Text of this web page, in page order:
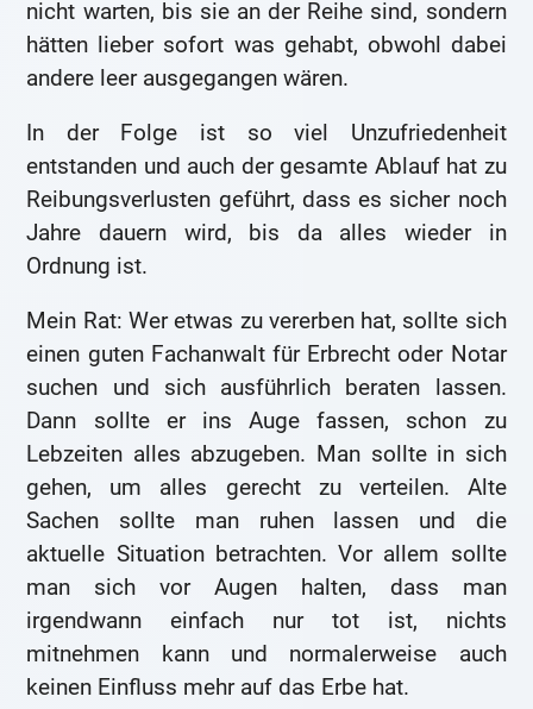
nicht warten, bis sie an der Reihe sind, sondern
hätten lieber sofort was gehabt, obwohl dabei
andere leer ausgegangen wären.
In der Folge ist so viel Unzufriedenheit
entstanden und auch der gesamte Ablauf hat zu
Reibungsverlusten geführt, dass es sicher noch
Jahre dauern wird, bis da alles wieder in
Ordnung ist.
Mein Rat: Wer etwas zu vererben hat, sollte sich
einen guten Fachanwalt für Erbrecht oder Notar
suchen und sich ausführlich beraten lassen.
Dann sollte er ins Auge fassen, schon zu
Lebzeiten alles abzugeben. Man sollte in sich
gehen, um alles gerecht zu verteilen. Alte
Sachen sollte man ruhen lassen und die
aktuelle Situation betrachten. Vor allem sollte
man sich vor Augen halten, dass man
irgendwann einfach nur tot ist, nichts
mitnehmen kann und normalerweise auch
keinen Einfluss mehr auf das Erbe hat.